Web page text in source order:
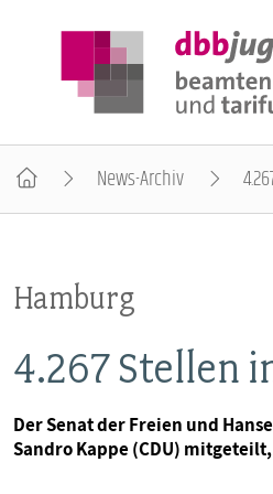
POSITIONEN
INTERNATIONALES
News-Archiv
Hamburg
4.267 Stellen
Der Senat der Freien und
Sandro Kappe (CDU)